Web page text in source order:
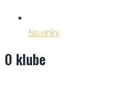
Novinky
O klube